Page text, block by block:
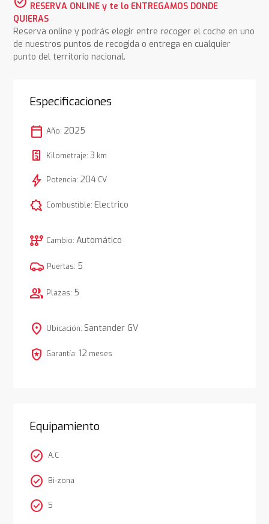
RESERVA ONLINE y te lo ENTREGAMOS DONDE
QUIERAS
Reserva online y podrás elegir entre recoger el coche en uno
de nuestros puntos de recogida o entrega en cualquier
punto del territorio nacional.
Especificaciones
calendar_today Año: 2025
Kilometraje: 3 km
bolt Potencia: 204CV
comic_bubble Combustible: Electrico
auto_transmission Cambio: Automático
Puertas: 5
group Plazas: 5
location_on Ubicación: Santander GV
local_police Garantía: 12 meses
Equipamiento
check_circle A.C
check_circle Bi-zona
check_circle 5